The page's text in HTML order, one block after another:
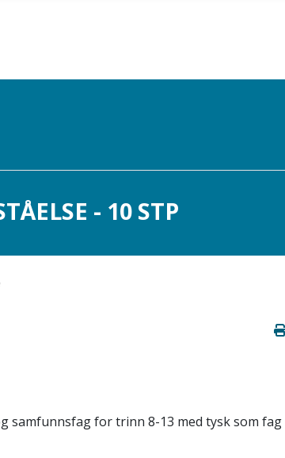
- 10 STP
samfunnsfag for trinn 8-13 med tysk som fag